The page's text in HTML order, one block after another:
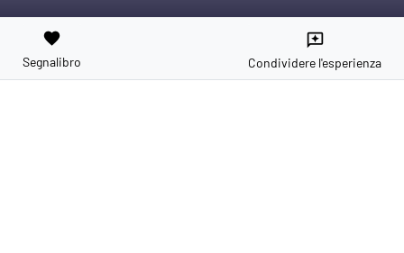
favorite
Segnalibro
reviews
Condividere l'esperienza